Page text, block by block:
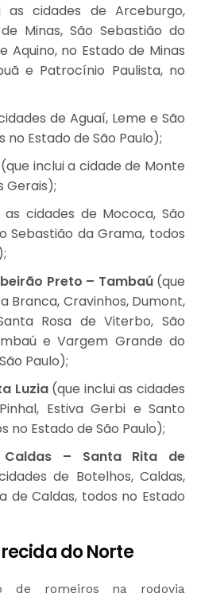
as cidades de Arceburgo,
Minas, São Sebastião do
Aquino, no Estado de Minas
e Patrocínio Paulista, no
de Aguaí, Leme e São
no Estado de São Paulo);
(que inclui a cidade de Monte
Gerais);
cidades de Mococa, São
Sebastião da Grama, todos
Preto – Tambaú(que
Branca, Cravinhos, Dumont,
Rosa de Viterbo, São
e Vargem Grande do
Paulo);
Luzia(que inclui as cidades
Estiva Gerbi e Santo
no Estado de São Paulo);
– Santa Rita de
de Botelhos, Caldas,
de Caldas, todos no Estado
do Norte
de romeiros na rodovia